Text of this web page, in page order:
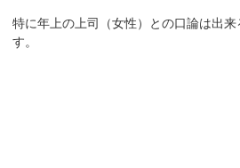
特に年上の上司（女性）との口論は出
す。